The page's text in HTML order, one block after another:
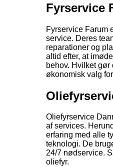
Fyrservice
Fyrservice Farum
service. Deres
reparationer og
altid efter, at
behov. Hvilket
økonomisk valg
Oliefyrservice
af services.
erfaring med alle
teknologi. De
24/7 nødservice.
oliefyr.